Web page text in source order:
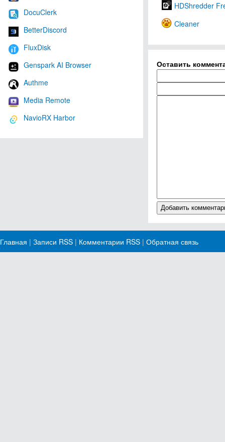
DocuClerk
BetterDiscord
FluxDisk
Genspark AI Browser
Authme
Media Remote
NavioRX Harbor
HDShredder
Cleaner
Оставить
Главная | Записи RSS | Комментарии RSS | Обратная связь